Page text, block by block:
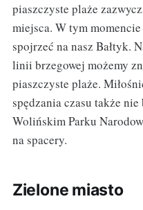
piaszczyste plaże
miejsca. W tym
spojrzeć na nasz Bałtyk.
linii brzegowej możemy
piaszczyste plaże.
spędzania czasu także
Wolińskim Parku
na spacery.
Zielone miasto